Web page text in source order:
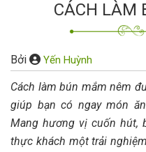
CÁCH LÀM
Bởi Yến Huỳnh
Cách làm bún mắm nêm
giúp bạn có ngay món
Mang hương vị cuốn hút,
thực khách một trải